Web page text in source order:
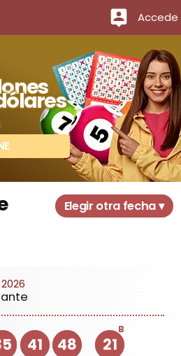
Accede
Elegir otra fecha ▾
41 48
B
21